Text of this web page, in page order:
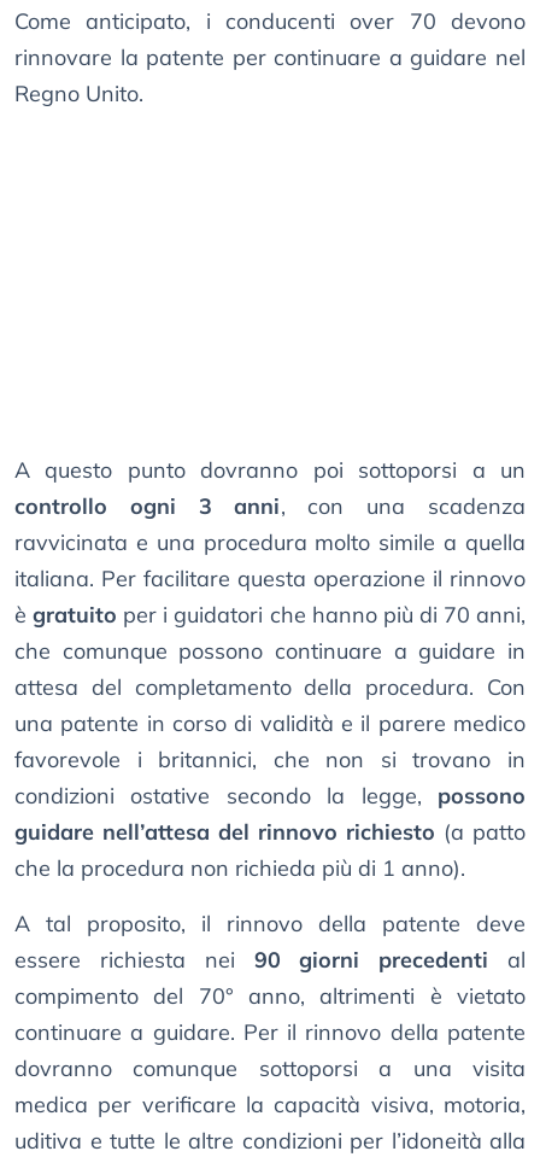
Come anticipato, i conducenti over 70 devono
rinnovare la patente per continuare a guidare nel
Regno Unito.
A questo punto dovranno poi sottoporsi a un
controllo ogni 3 anni, con una scadenza
ravvicinata e una procedura molto simile a quella
italiana. Per facilitare questa operazione il rinnovo
ègratuito per i guidatori che hanno più di 70 anni,
che comunque possono continuare a guidare in
attesa del completamento della procedura. Con
una patente in corso di validità e il parere medico
favorevole i britannici, che non si trovano in
condizioni ostative secondo la legge, possono
guidare nell’attesa del rinnovo richiesto (a patto
che la procedura non richieda più di 1 anno).
A tal proposito, il rinnovo della patente deve
essere richiesta nei 90 giorni precedenti al
compimento del 70° anno, altrimenti è vietato
continuare a guidare. Per il rinnovo della patente
dovranno comunque sottoporsi a una visita
medica per verificare la capacità visiva, motoria,
uditiva e tutte le altre condizioni per l’idoneità alla